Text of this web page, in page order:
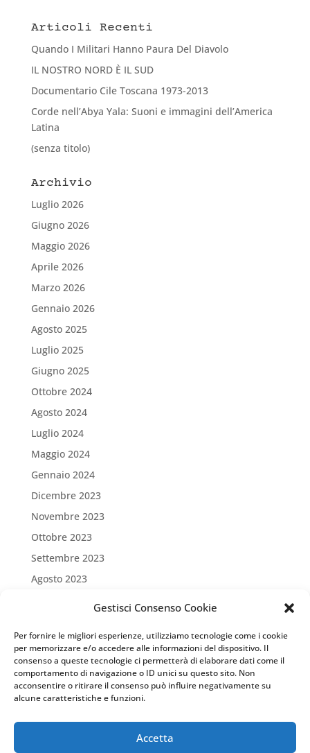
Gestisci Consenso Cookie
Per fornire le migliori esperienze, utilizziamo tecnologie come i cookie
per memorizzare e/o accedere alle informazioni del dispositivo. Il
consenso a queste tecnologie ci permetterà di elaborare dati come il
comportamento di navigazione o ID unici su questo sito. Non
acconsentire o ritirare il consenso può influire negativamente su
alcune caratteristiche e funzioni.
Accetta
Articoli Recenti
Quando I Militari Hanno Paura Del Diavolo
IL NOSTRO NORD È IL SUD
Documentario Cile Toscana 1973-2013
Corde nell’Abya Yala: Suoni e immagini dell’America
Latina
(senza titolo)
Archivio
Luglio 2026
Giugno 2026
Maggio 2026
Aprile 2026
Marzo 2026
Gennaio 2026
Agosto 2025
Luglio 2025
Giugno 2025
Ottobre 2024
Agosto 2024
Luglio 2024
Maggio 2024
Gennaio 2024
Dicembre 2023
Novembre 2023
Ottobre 2023
Settembre 2023
Agosto 2023
Maggio 2023
Aprile 2023
Marzo 2023
Settembre 2022
Marzo 2022